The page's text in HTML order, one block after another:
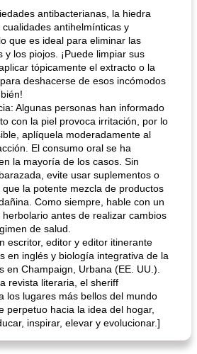
Batido de leche de caramelo de mantequilla (alcohólico)
antibacterianas, la hiedra
antihelmínticas y
que es ideal para eliminar las
y los piojos. ¡Puede limpiar sus
tópicamente el extracto o la
deshacerse de esos incómodos
Algunas personas han informado
con la piel provoca irritación, por lo
aplíquela moderadamente al
El consumo oral se ha
la mayoría de los casos. Sin
evite usar suplementos o
la potente mezcla de productos
Como siempre, hable con un
antes de realizar cambios
de salud.
escritor, editor y editor itinerante
en inglés y biología integrativa de la
en Champaign, Urbana (EE. UU.).
revista literaria, el sheriff
los lugares más bellos del mundo
perpetuo hacia la idea del hogar,
inspirar, elevar y evolucionar.]